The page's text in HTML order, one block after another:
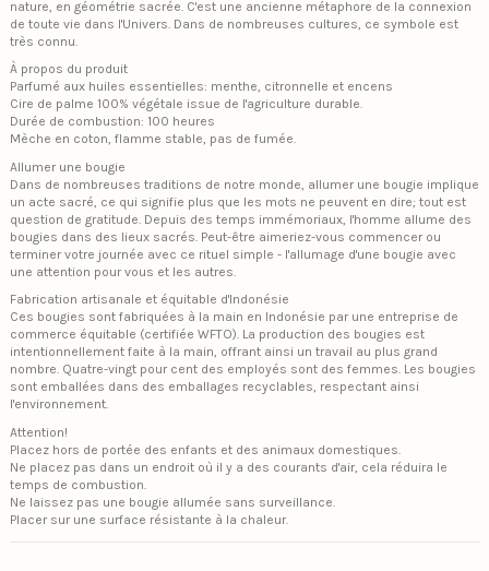
nature, en géométrie sacrée. C'est une ancienne métaphore de la connexion
de toute vie dans l'Univers. Dans de nombreuses cultures, ce symbole est
très connu.
À propos du produit
Parfumé aux huiles essentielles: menthe, citronnelle et encens
Cire de palme 100% végétale issue de l'agriculture durable.
Durée de combustion: 100 heures
Mèche en coton, flamme stable, pas de fumée.
Allumer une bougie
Dans de nombreuses traditions de notre monde, allumer une bougie implique
un acte sacré, ce qui signifie plus que les mots ne peuvent en dire; tout est
question de gratitude. Depuis des temps immémoriaux, l'homme allume des
bougies dans des lieux sacrés. Peut-être aimeriez-vous commencer ou
terminer votre journée avec ce rituel simple - l'allumage d'une bougie avec
une attention pour vous et les autres.
Fabrication artisanale et équitable d'Indonésie
Ces bougies sont fabriquées à la main en Indonésie par une entreprise de
commerce équitable (certifiée WFTO). La production des bougies est
intentionnellement faite à la main, offrant ainsi un travail au plus grand
nombre. Quatre-vingt pour cent des employés sont des femmes. Les bougies
sont emballées dans des emballages recyclables, respectant ainsi
l'environnement.
Attention!
Placez hors de portée des enfants et des animaux domestiques.
Ne placez pas dans un endroit où il y a des courants d'air, cela réduira le
temps de combustion.
Ne laissez pas une bougie allumée sans surveillance.
Placer sur une surface résistante à la chaleur.